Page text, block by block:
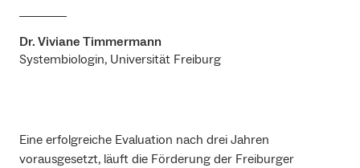
Dr. Viviane Timmermann
Systembiologin, Universität Freiburg
Eine erfolgreiche Evaluation nach drei Jahren
vorausgesetzt, läuft die Förderung der Freiburger